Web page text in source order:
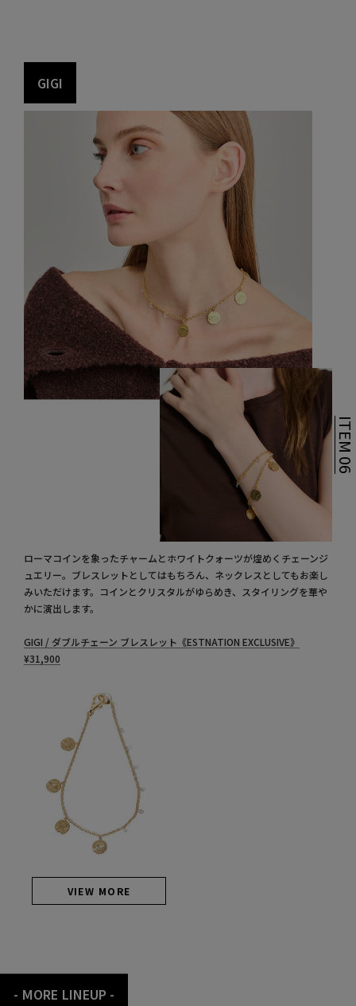
GIGI
ローマコインを象ったチャームとホワイトクォーツが煌めくチェーンジ
ュエリー。ブレスレットとしてはもちろん、ネックレスとしてもお楽し
みいただけます。コインとクリスタルがゆらめき、スタイリングを華や
かに演出します。
GIGI / ダブルチェーン ブレスレット《ESTNATION EXCLUSIVE》
¥31,900
VIEW MORE
- MORE LINEUP -